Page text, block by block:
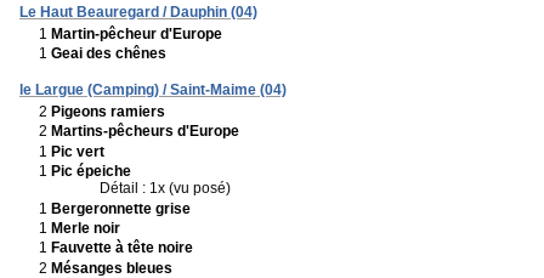
Le Haut Beauregard / Dauphin (04)
1 Martin-pêcheur d'Europe
1 Geai des chênes
le Largue (Camping) / Saint-Maime (04)
2 Pigeons ramiers
2 Martins-pêcheurs d'Europe
1 Pic vert
1 Pic épeiche
Détail : 1x (vu posé)
1 Bergeronnette grise
1 Merle noir
1 Fauvette à tête noire
2 Mésanges bleues